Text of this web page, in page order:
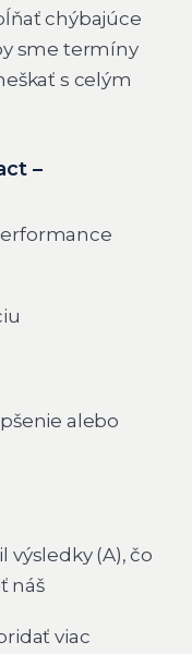
chýbajúce
sme termíny
s celým
–
alebo
výsledky (A), čo
náš
viac